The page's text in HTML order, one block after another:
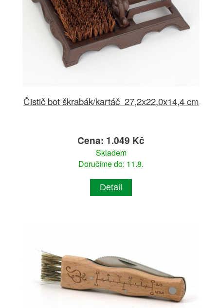
Čistič bot škrabák/kartáč 27,2x22,0x14,4 cm
Cena: 1.049 Kč
Skladem
Doručíme do: 11.8.
Detail